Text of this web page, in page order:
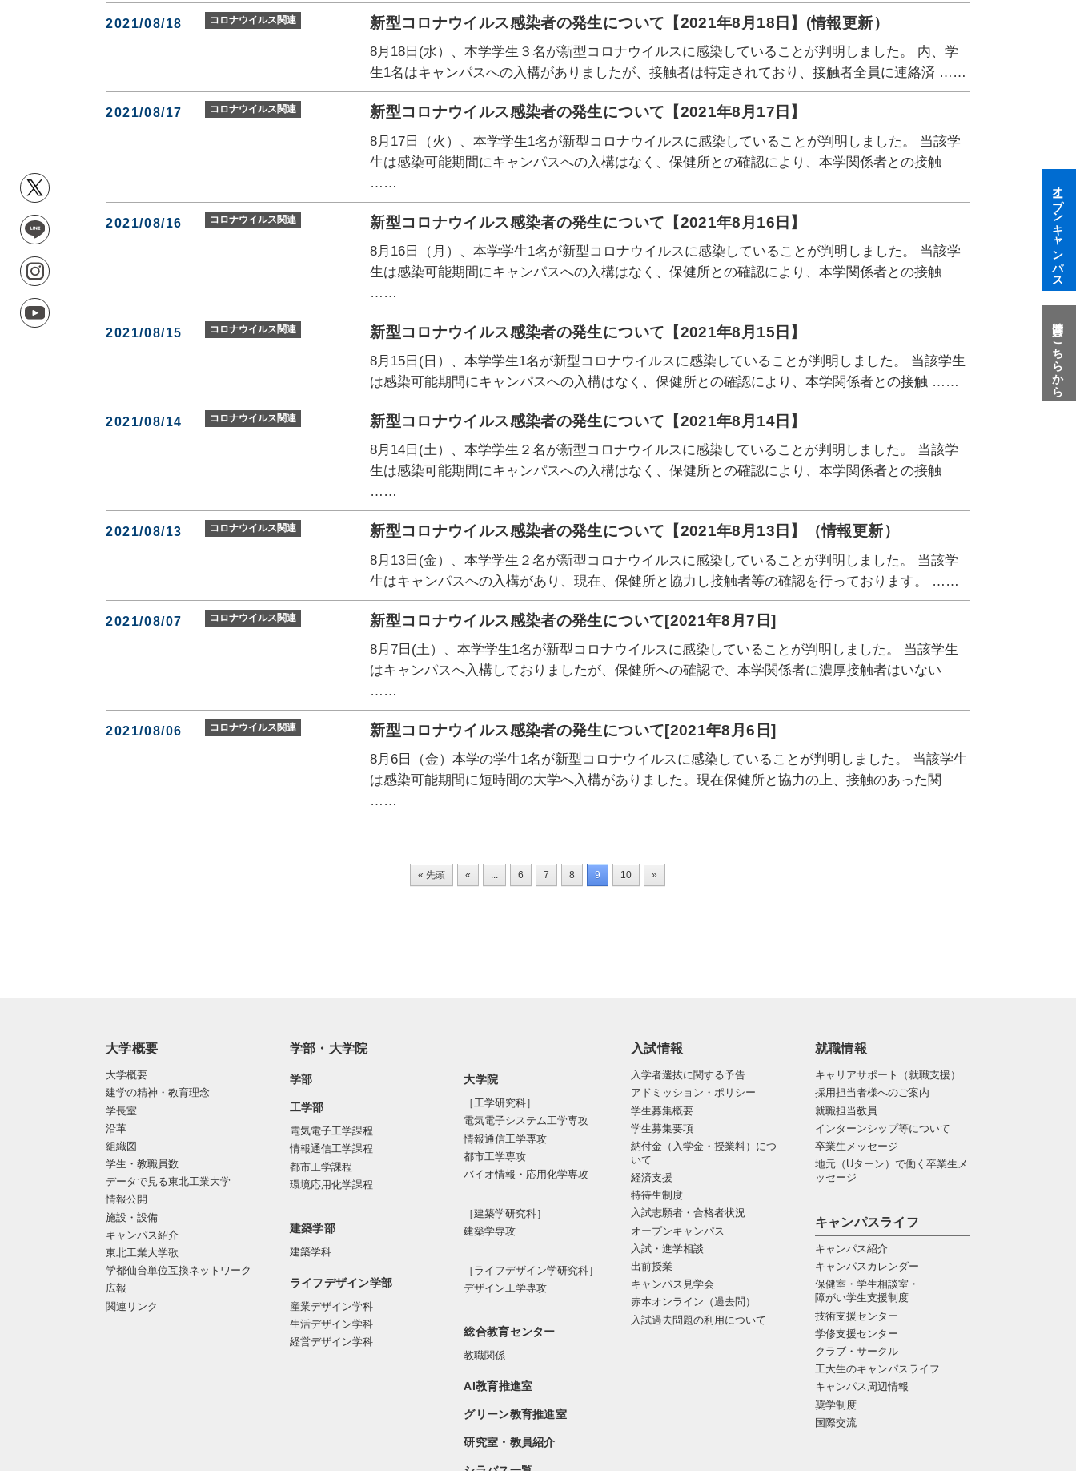
2021/08/18 コロナウイルス関連 新型コロナウイルス感染者の発生について【2021年8月18日】(情報更新）
8月18日(水）、本学学生３名が新型コロナウイルスに感染していることが判明しました。 内、学
生1名はキャンパスへの入構がありましたが、接触者は特定されており、接触者全員に連絡済 ……
2021/08/17 コロナウイルス関連 新型コロナウイルス感染者の発生について【2021年8月17日】
8月17日（火）、本学学生1名が新型コロナウイルスに感染していることが判明しました。 当該学
生は感染可能期間にキャンパスへの入構はなく、保健所との確認により、本学関係者との接触
……
2021/08/16 コロナウイルス関連 新型コロナウイルス感染者の発生について【2021年8月16日】
8月16日（月）、本学学生1名が新型コロナウイルスに感染していることが判明しました。 当該学
生は感染可能期間にキャンパスへの入構はなく、保健所との確認により、本学関係者との接触
……
2021/08/15 コロナウイルス関連 新型コロナウイルス感染者の発生について【2021年8月15日】
8月15日(日）、本学学生1名が新型コロナウイルスに感染していることが判明しました。 当該学生
は感染可能期間にキャンパスへの入構はなく、保健所との確認により、本学関係者との接触 ……
2021/08/14 コロナウイルス関連 新型コロナウイルス感染者の発生について【2021年8月14日】
8月14日(土）、本学学生２名が新型コロナウイルスに感染していることが判明しました。 当該学
生は感染可能期間にキャンパスへの入構はなく、保健所との確認により、本学関係者との接触
……
2021/08/13 コロナウイルス関連 新型コロナウイルス感染者の発生について【2021年8月13日】（情報更新）
8月13日(金）、本学学生２名が新型コロナウイルスに感染していることが判明しました。 当該学
生はキャンパスへの入構があり、現在、保健所と協力し接触者等の確認を行っております。 ……
2021/08/07 コロナウイルス関連 新型コロナウイルス感染者の発生について[2021年8月7日]
8月7日(土）、本学学生1名が新型コロナウイルスに感染していることが判明しました。 当該学生
はキャンパスへ入構しておりましたが、保健所への確認で、本学関係者に濃厚接触者はいない
……
2021/08/06 コロナウイルス関連 新型コロナウイルス感染者の発生について[2021年8月6日]
8月6日（金）本学の学生1名が新型コロナウイルスに感染していることが判明しました。 当該学生
は感染可能期間に短時間の大学へ入構がありました。現在保健所と協力の上、接触のあった関
……
« 先頭 « ... 6 7 8 9 10 »
大学概要
大学概要
建学の精神・教育理念
学長室
沿革
組織図
学生・教職員数
データで見る東北工業大学
情報公開
施設・設備
キャンパス紹介
東北工業大学歌
学都仙台単位互換ネットワーク
広報
関連リンク
学部・大学院
学部
工学部
電気電子工学課程
情報通信工学課程
都市工学課程
環境応用化学課程
建築学部
建築学科
ライフデザイン学部
産業デザイン学科
生活デザイン学科
経営デザイン学科
大学院
［工学研究科］
電気電⼦システム⼯学専攻
情報通信⼯学専攻
都市⼯学専攻
バイオ情報・応⽤化学専攻
［建築学研究科］
建築学専攻
［ライフデザイン学研究科］
デザイン工学専攻
総合教育センター
教職関係
AI教育推進室
グリーン教育推進室
研究室・教員紹介
入試情報
入学者選抜に関する予告
アドミッション・ポリシー
学生募集概要
学生募集要項
納付金（入学金・授業料）につ
いて
経済支援
特待生制度
入試志願者・合格者状況
オープンキャンパス
入試・進学相談
出前授業
キャンパス見学会
赤本オンライン（過去問）
入試過去問題の利用について
就職情報
キャリアサポート（就職支援）
採用担当者様へのご案内
就職担当教員
インターンシップ等について
卒業生メッセージ
地元（Uターン）で働く卒業生メ
ッセージ
キャンパスライフ
キャンパス紹介
キャンパスカレンダー
保健室・学生相談室・
障がい学生支援制度
技術支援センター
学修支援センター
クラブ・サークル
工大生のキャンパスライフ
キャンパス周辺情報
奨学制度
国際交流
オープンキャンパス
質問はこちらから